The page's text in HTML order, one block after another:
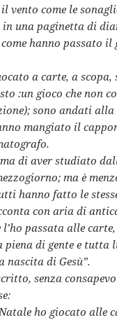
vento come le
in una paginetta di
hanno passato
a carte, a scopa,
:un gioco che non
sono andati alla
mangiato il
di aver studiato
ma è
hanno fatto le
con aria di
passata alle
piena di gente e tutta
nascita di Gesù”.
senza
ho giocato alle